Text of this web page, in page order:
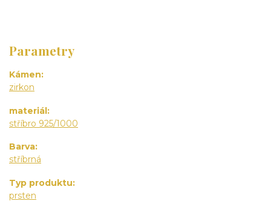
Parametry
Kámen
zirkon
materiál
stříbro 925/1000
Barva
stříbrná
Typ produktu
prsten